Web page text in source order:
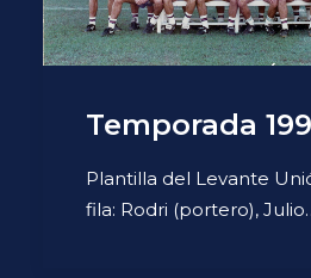
Temporada
Plantilla del Levante
fila: Rodri (portero),